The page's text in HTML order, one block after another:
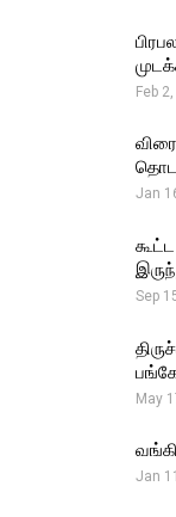
Feb
Jan
Sep
May
Jan